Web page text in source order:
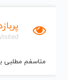
متاسفم مطلبی